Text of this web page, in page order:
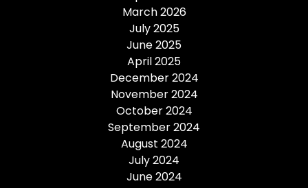
March 2026
July 2025
June 2025
April 2025
December 2024
November 2024
October 2024
September 2024
August 2024
July 2024
June 2024